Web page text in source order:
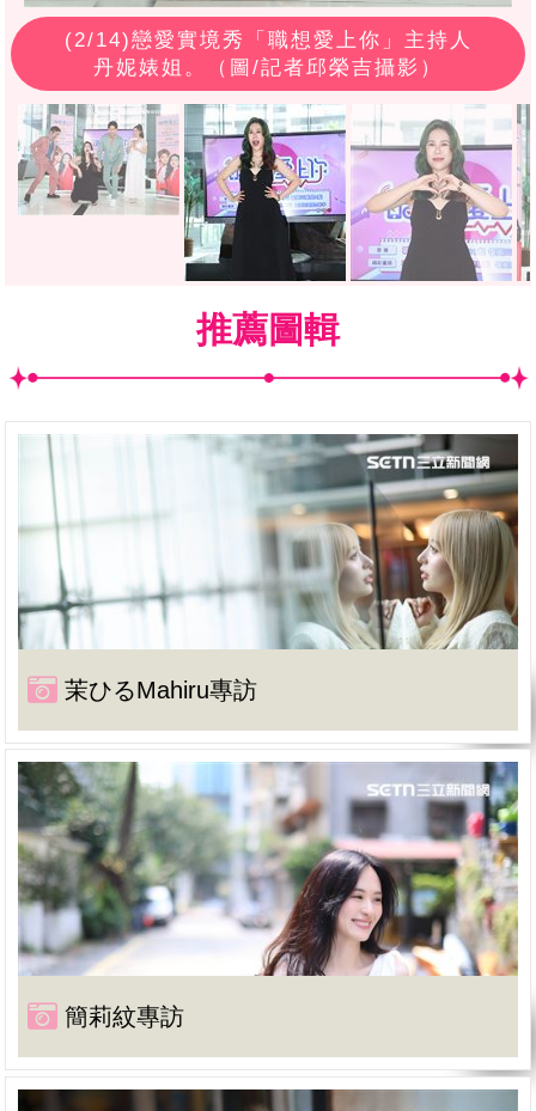
(2/14)戀愛實境秀「職想愛上你」主持人
丹妮婊姐。（圖/記者邱榮吉攝影）
推薦圖輯
茉ひるMahiru專訪
簡莉紋專訪